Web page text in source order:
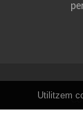
Utilitzem